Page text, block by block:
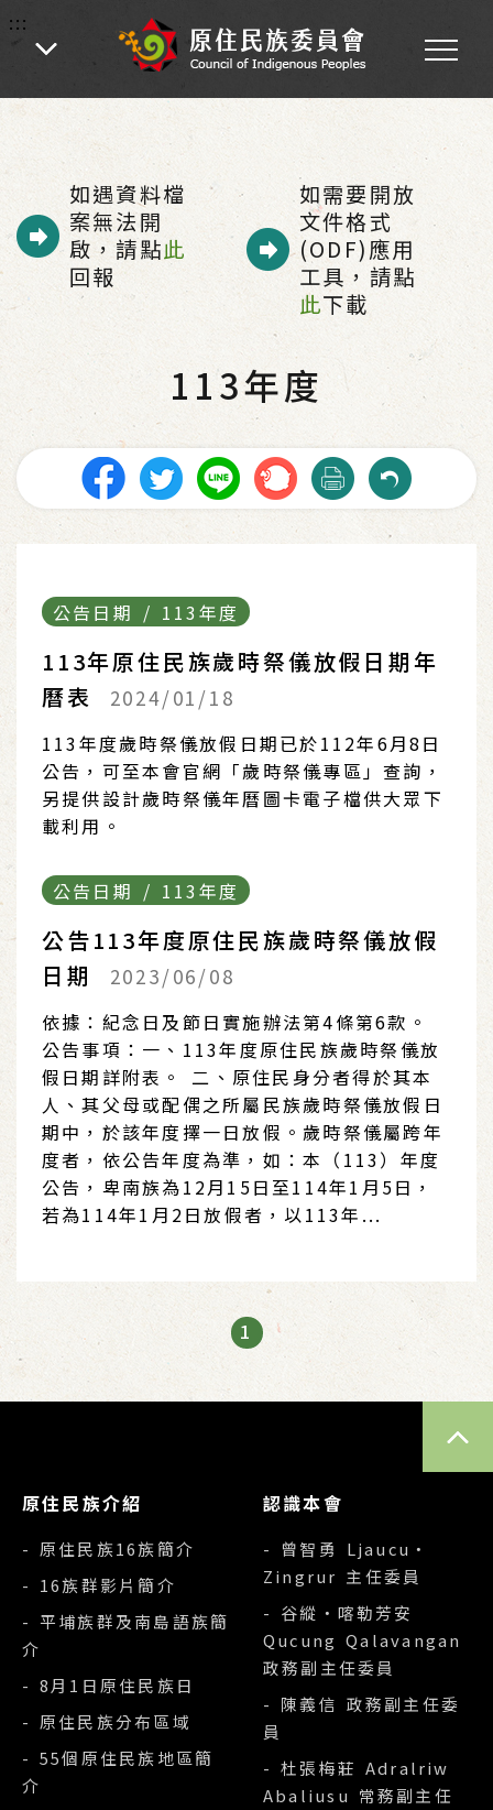
:::
:::
首頁 為民服務 - 歲時祭儀專區 - 公告日期 -
113年度
如遇資料檔
案無法開
啟，請點此
回報
如需要開放
文件格式
(ODF)應用
工具，請點
此下載
113年度
公告日期 / 113年度
113年原住民族歲時祭儀放假日期年
曆表
2024/01/18
113年度歲時祭儀放假日期已於112年6月8日
公告，可至本會官網「歲時祭儀專區」查詢，
另提供設計歲時祭儀年曆圖卡電子檔供大眾下
載利用。
公告日期 / 113年度
公告113年度原住民族歲時祭儀放假
日期
2023/06/08
依據：紀念日及節日實施辦法第4條第6款。
公告事項：一、113年度原住民族歲時祭儀放
假日期詳附表。 二、原住民身分者得於其本
人、其父母或配偶之所屬民族歲時祭儀放假日
期中，於該年度擇一日放假。歲時祭儀屬跨年
度者，依公告年度為準，如：本（113）年度
公告，卑南族為12月15日至114年1月5日，
若為114年1月2日放假者，以113年...
1
原住民族介紹
- 原住民族16族簡介
- 16族群影片簡介
- 平埔族群及南島語族簡
介
- 8月1日原住民族日
- 原住民族分布區域
- 55個原住民族地區簡
介
認識本會
- 曾智勇 Ljaucu‧
Zingrur 主任委員
- 谷縱‧喀勒芳安
Qucung Qalavangan
政務副主任委員
- 陳義信 政務副主任委
員
- 杜張梅莊 Adralriw
Abaliusu 常務副主任